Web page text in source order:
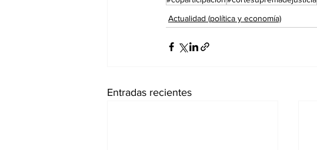
Actualidad (política y economía)
Entradas recientes